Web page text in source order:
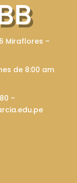
Miraflores –
de 8:00 am
–